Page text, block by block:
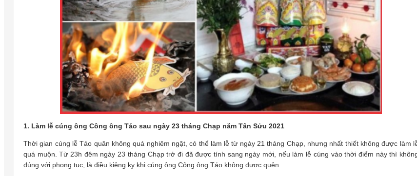
1. Làm lễ cúng ông Công ông Táo sau ngày 23 tháng Chạp năm Tân Sửu 2021
Thời gian cúng lễ Táo quân không quá nghiêm ngặt, có thể làm lễ từ ngày 21 tháng Chạp, nhưng nhất thiết không được làm
quá muộn. Từ 23h đêm ngày 23 tháng Chạp trở đi đã được tính sang ngày mới, nếu làm lễ cúng vào thời điểm này thì
đúng với phong tục, là điều kiêng kỵ khi cúng ông Công ông Táo không được quên.